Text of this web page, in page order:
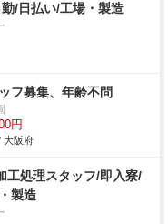
/日払い/工場・製造
フ募集、年齢不問
円
大阪府
工処理スタッフ/即入寮/
製造